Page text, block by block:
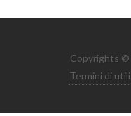
Copyrights ©
Termini di